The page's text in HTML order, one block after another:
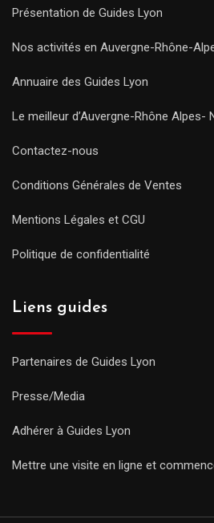
Présentation de Guides Lyon
Nos activités en Auvergne-Rhône-
Annuaire des Guides Lyon
Le meilleur d’Auvergne-Rhône Alpes-
Contactez-nous
Conditions Générales de Ventes
Mentions Légales et CGU
Politique de confidentialité
Liens guides
Partenaires de Guides Lyon
Presse/Media
Adhérer à Guides Lyon
Mettre une visite en ligne et